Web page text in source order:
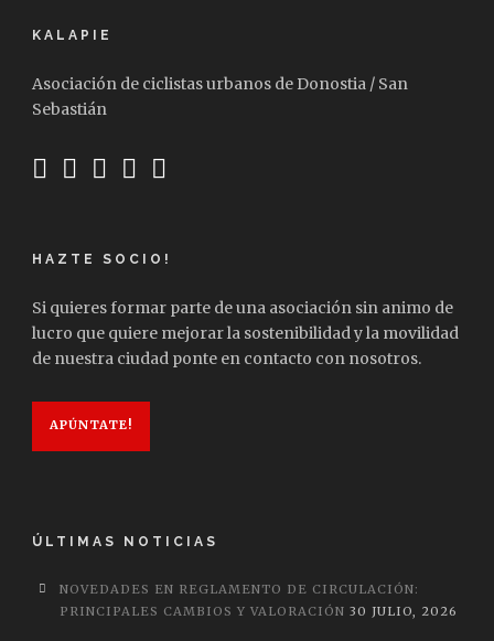
KALAPIE
Asociación de ciclistas urbanos de Donostia / San
Sebastián
HAZTE SOCIO!
Si quieres formar parte de una asociación sin animo de
lucro que quiere mejorar la sostenibilidad y la movilidad
de nuestra ciudad ponte en contacto con nosotros.
APÚNTATE!
ÚLTIMAS NOTICIAS
NOVEDADES EN REGLAMENTO DE CIRCULACIÓN:
PRINCIPALES CAMBIOS Y VALORACIÓN 30 JULIO, 2026